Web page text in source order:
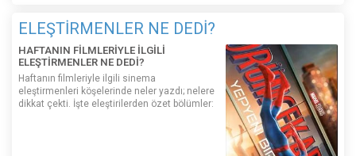
ELEŞTİRMENLER NE DEDİ?
HAFTANIN FİLMLERİYLE İLGİLİ
ELEŞTİRMENLER NE DEDİ?
Haftanın filmleriyle ilgili sinema
eleştirmenleri köşelerinde neler yazdı; nelere
dikkat çekti. İşte eleştirilerden özet bölümler: